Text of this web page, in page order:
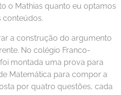
o Mathias quanto eu optamos
conteúdos.
a construção do argumento
No colégio Franco-
montada uma prova para
Matemática para compor a
por quatro questões, cada